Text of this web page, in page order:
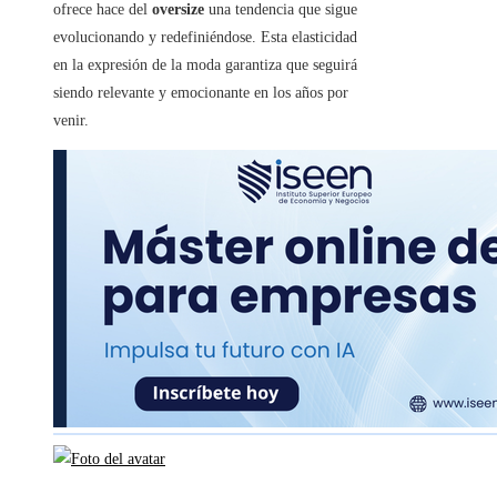
ofrece hace del oversize una tendencia que sigue
evolucionando y redefiniéndose. Esta elasticidad
en la expresión de la moda garantiza que seguirá
siendo relevante y emocionante en los años por
venir.